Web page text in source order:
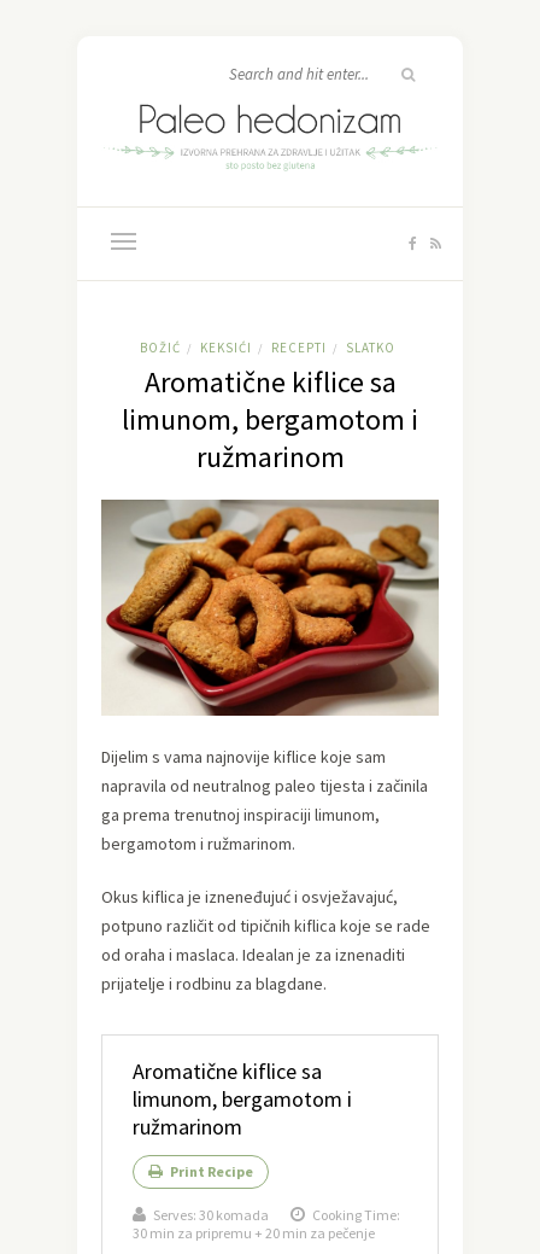
BOŽIĆ / KEKSIĆI / RECEPTI / SLATKO
Aromatične kiflice sa
limunom, bergamotom i
ružmarinom
Dijelim s vama najnovije kiflice koje sam
napravila od neutralnog paleo tijesta i začinila
ga prema trenutnoj inspiraciji limunom,
bergamotom i ružmarinom.
Okus kiflica je izneneđujuć i osvježavajuć,
potpuno različit od tipičnih kiflica koje se rade
od oraha i maslaca. Idealan je za iznenaditi
prijatelje i rodbinu za blagdane.
Aromatične kiflice sa
limunom, bergamotom i
ružmarinom
Print Recipe
Serves: 30 komada
Cooking Time:
30 min za pripremu + 20 min za pečenje